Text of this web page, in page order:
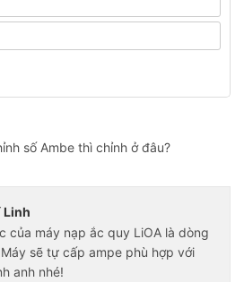
số Ambe thì chỉnh ở đâu?
Linh
của máy nạp ắc quy LiOA là dòng
sẽ tự cấp ampe phù hợp với
anh nhé!